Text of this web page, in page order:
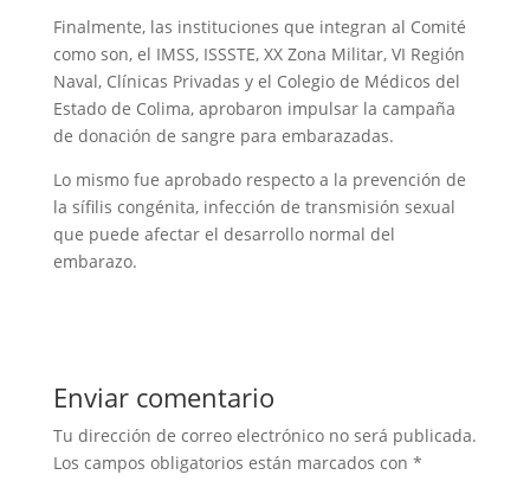
Finalmente, las instituciones que integran al Comité
como son, el IMSS, ISSSTE, XX Zona Militar, VI Región
Naval, Clínicas Privadas y el Colegio de Médicos del
Estado de Colima, aprobaron impulsar la campaña
de donación de sangre para embarazadas.
Lo mismo fue aprobado respecto a la prevención de
la sífilis congénita, infección de transmisión sexual
que puede afectar el desarrollo normal del
embarazo.
Enviar comentario
Tu dirección de correo electrónico no será publicada.
Los campos obligatorios están marcados con *